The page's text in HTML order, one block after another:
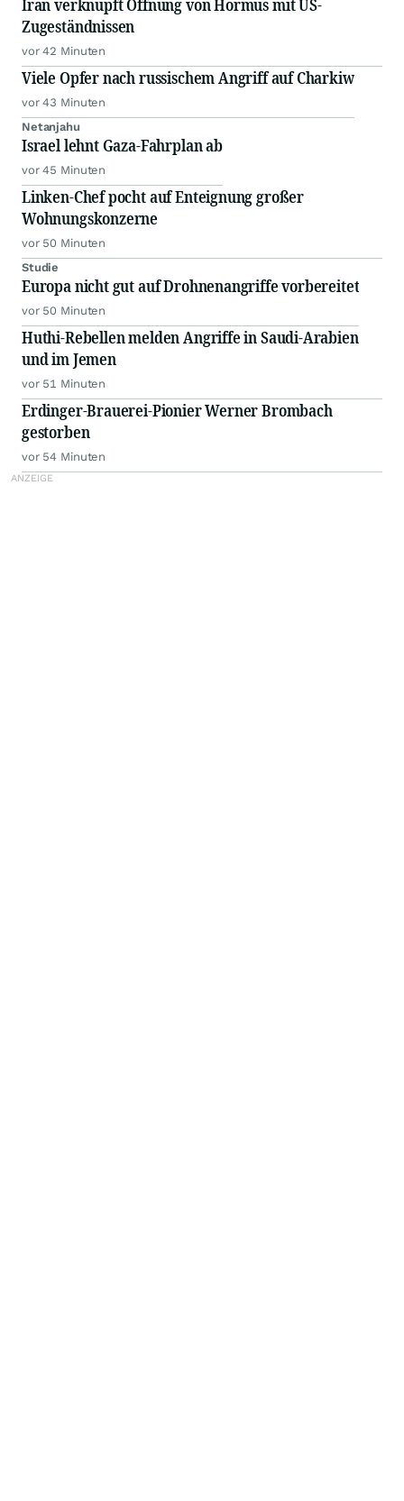
Iran verknüpft Öffnung von Hormus mit US-
Zugeständnissen
vor 42 Minuten
Viele Opfer nach russischem Angriff auf Charkiw
vor 43 Minuten
Netanjahu
Israel lehnt Gaza-Fahrplan ab
vor 45 Minuten
Linken-Chef pocht auf Enteignung großer
Wohnungskonzerne
vor 50 Minuten
Studie
Europa nicht gut auf Drohnenangriffe vorbereitet
vor 50 Minuten
Huthi-Rebellen melden Angriffe in Saudi-Arabien
und im Jemen
vor 51 Minuten
Erdinger-Brauerei-Pionier Werner Brombach
gestorben
vor 54 Minuten